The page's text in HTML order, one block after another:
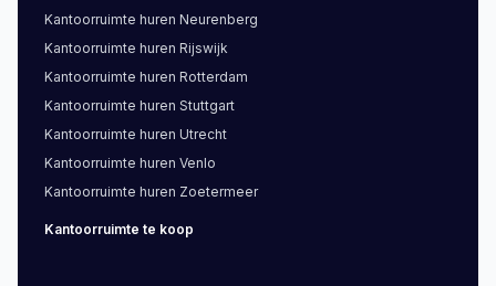
Kantoorruimte huren Neurenberg
Kantoorruimte huren Rijswijk
Kantoorruimte huren Rotterdam
Kantoorruimte huren Stuttgart
Kantoorruimte huren Utrecht
Kantoorruimte huren Venlo
Kantoorruimte huren Zoetermeer
Kantoorruimte te koop